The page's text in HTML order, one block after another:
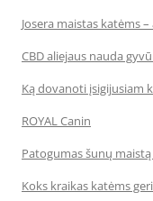
Josera maistas katėms
CBD aliejaus nauda
Ką dovanoti įsigijusiam
ROYAL Canin
Patogumas šunų
Koks kraikas katėms